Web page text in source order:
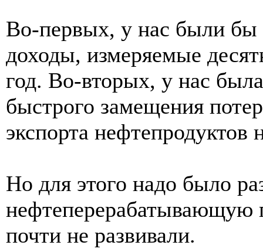
Во-первых, у нас были бы
доходы, измеряемые
год. Во-вторых, у нас
быстрого замещения
экспорта
Но для этого надо было
почти не развивали.